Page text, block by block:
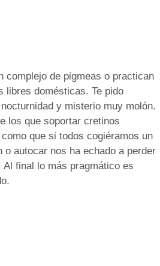
complejo de pigmeas o practican
libres domésticas. Te pido
y misterio muy molón.
los que soportar cretinos
que si todos cogiéramos un
autocar nos ha echado a perder
final lo más pragmático es